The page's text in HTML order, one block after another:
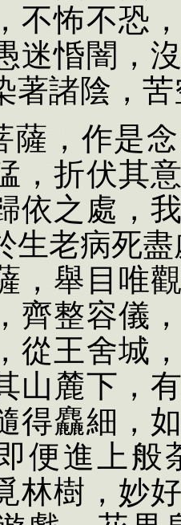
不怖不恐
迷惛闇，
著諸陰，
薩，作是
，折伏其
依之處，
生老病死
，舉目唯
齊整容儀
從王舍城
山麓下，
得麤細，
便進上般
林樹，妙